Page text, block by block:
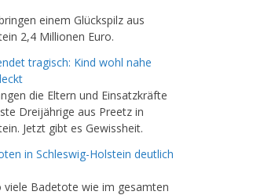
einem Glückspilz aus
2,4 Millionen Euro.
tragisch: Kind wohl nahe
die Eltern und Einsatzkräfte
Dreijährige aus Preetz in
Jetzt gibt es Gewissheit.
in Schleswig-Holstein deutlich
viele Badetote wie im gesamten